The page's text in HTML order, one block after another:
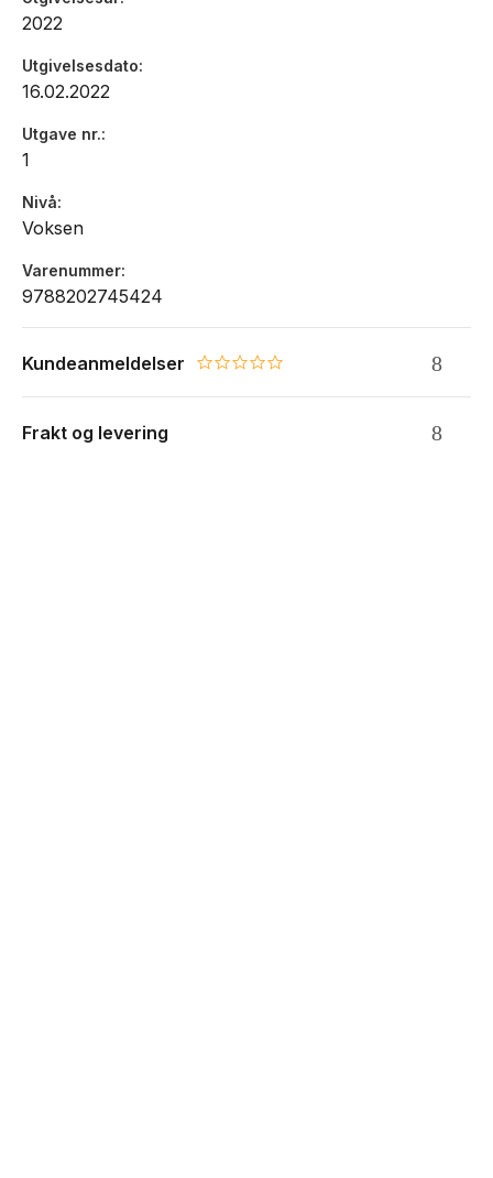
2022
Utgivelsesdato
16.02.2022
Utgave nr.
1
Nivå
Voksen
Varenummer
9788202745424
Kundeanmeldelser 0.0 star rating
Frakt og levering